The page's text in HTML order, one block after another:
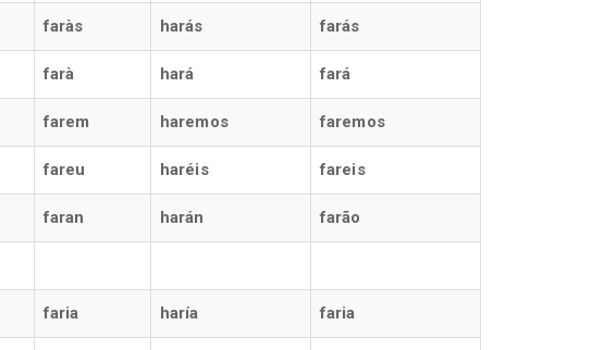
faràs harás farás
farà hará fará
farem haremos faremos
fareu haréis fareis
faran harán farão
faria haría faria